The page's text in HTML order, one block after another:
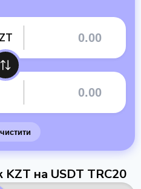
на USDT TRC20